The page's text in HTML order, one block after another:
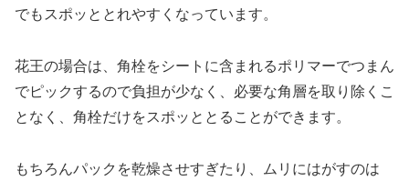
でもスポッととれやすくなっています。
花王の場合は、角栓をシートに含まれるポリマーでつまん
でピックするので負担が少なく、必要な角層を取り除くこ
となく、角栓だけをスポッととることができます。
もちろんパックを乾燥させすぎたり、ムリにはがすのは